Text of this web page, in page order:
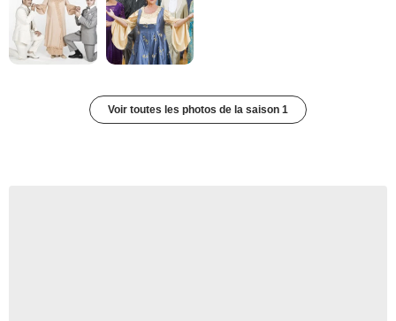
Voir toutes les photos de la saison 1